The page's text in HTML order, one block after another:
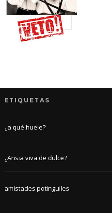
ETIQUETAS
¿a qué huele?
¿Ansia viva de dulce?
amistades potinguiles